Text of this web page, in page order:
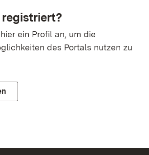
ein Profil an, um die
des Portals nutzen zu